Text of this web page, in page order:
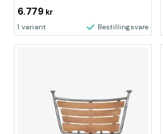
6.779 kr
1 variant Bestillingsvare